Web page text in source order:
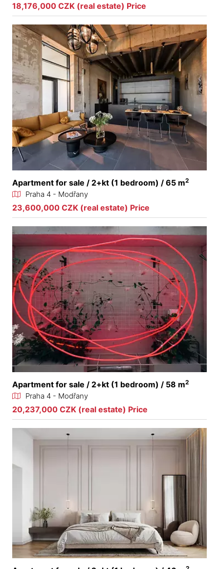
18,176,000 CZK (real estate) Price
Apartment for sale / 2+kt (1 bedroom) / 65 m2
Praha 4 - Modřany
23,600,000 CZK (real estate) Price
Apartment for sale / 2+kt (1 bedroom) / 58 m2
Praha 4 - Modřany
20,237,000 CZK (real estate) Price